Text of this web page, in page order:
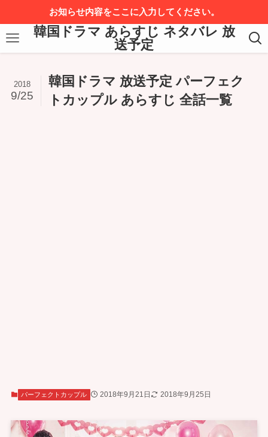
お知らせ内容をここに入力してください。
韓国ドラマ あらすじ ネタバレ 放
送予定
韓国ドラマ 放送予定 パーフェク
トカップル あらすじ 全話一覧
2018
9/25
パーフェクトカップル 2018年9月21日 2018年9月25日